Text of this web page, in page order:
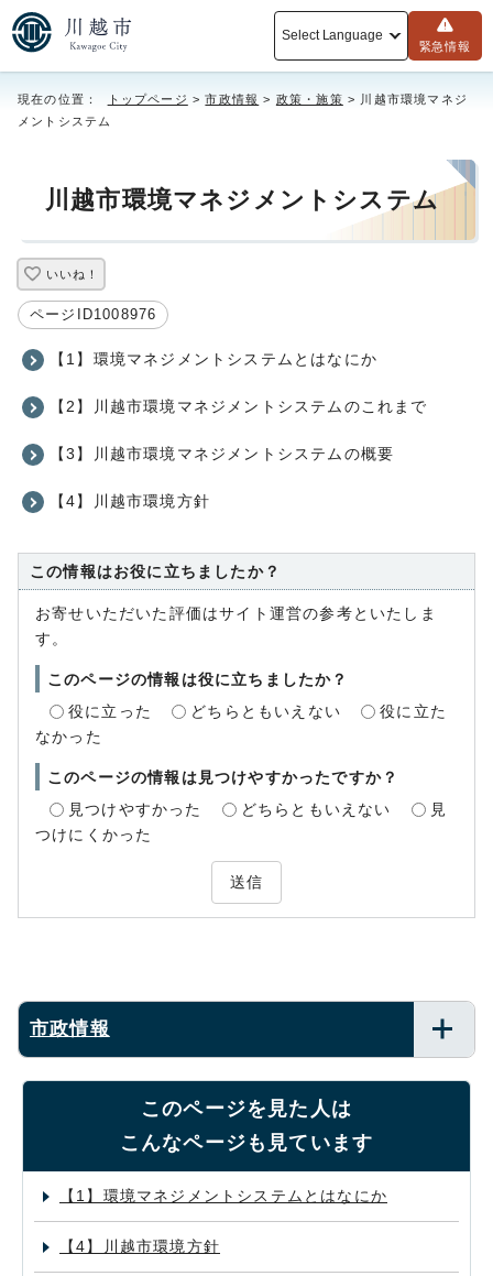
Select Language
緊急情報
現在の位置： トップページ >市政情報 > 政策・施策 > 川越市環境マネジ
メントシステム
川越市環境マネジメントシステム
いいね！
ページID1008976
【1】環境マネジメントシステムとはなにか
【2】川越市環境マネジメントシステムのこれまで
【3】川越市環境マネジメントシステムの概要
【4】川越市環境方針
この情報はお役に立ちましたか？
お寄せいただいた評価はサイト運営の参考といたしま
す。
このページの情報は役に立ちましたか？
役に立った
どちらともいえない
役に立た
なかった
このページの情報は見つけやすかったですか？
見つけやすかった
どちらともいえない
見
つけにくかった
送信
市政情報
このページを見た人は
こんなページも見ています
【1】環境マネジメントシステムとはなにか
【4】川越市環境方針